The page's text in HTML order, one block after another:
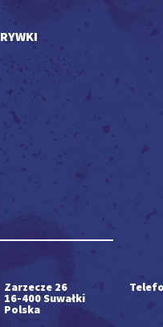
Zarzecze 26
16-400 Suwałki
Polska